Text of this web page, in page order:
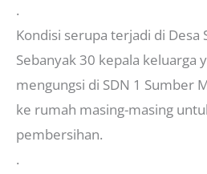
.
Kondisi serupa terjadi di Desa
Sebanyak 30 kepala keluarga
mengungsi di SDN 1 Sumber
ke rumah masing-masing
pembersihan.
.